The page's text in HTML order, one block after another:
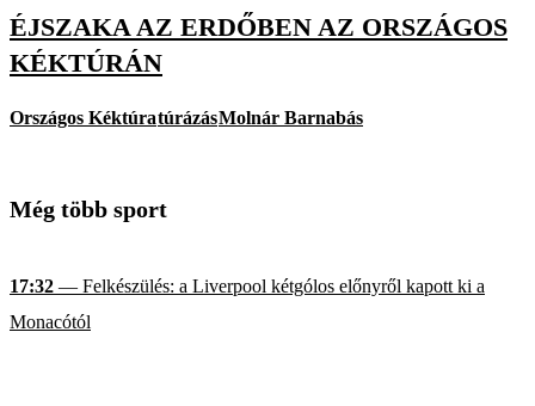
ÉJSZAKA AZ ERDŐBEN AZ ORSZÁGOS
KÉKTÚRÁN
Országos KéktúratúrázásMolnár Barnabás
Még több sport
17:32 — Felkészülés: a Liverpool kétgólos előnyről kapott ki a
Monacótól